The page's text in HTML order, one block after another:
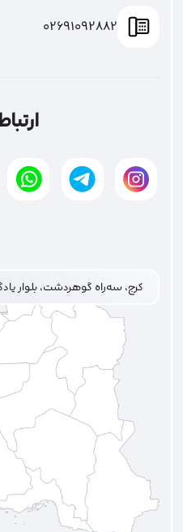
02691092882
کرج، سه‌راه گوهردشت، بلوار